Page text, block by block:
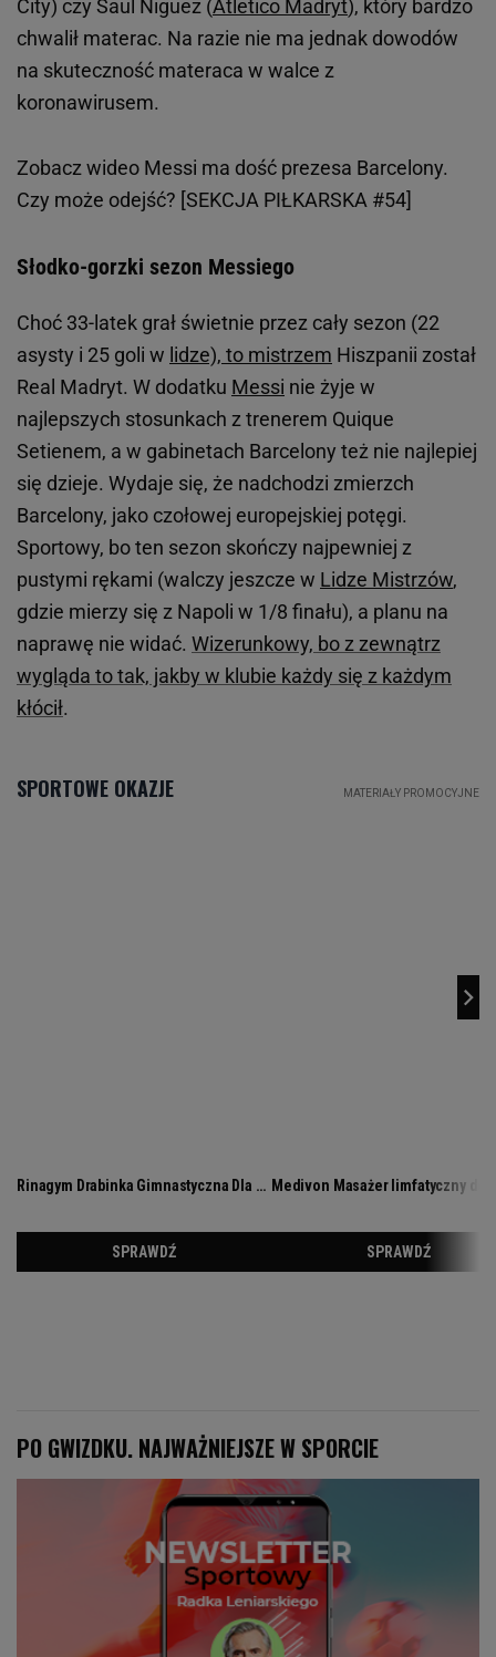
City) czy Saul Niguez (Atletico Madryt), który bardzo
chwalił materac. Na razie nie ma jednak dowodów
na skuteczność materaca w walce z
koronawirusem.
Zobacz wideo Messi ma dość prezesa Barcelony.
Czy może odejść? [SEKCJA PIŁKARSKA #54]
Słodko-gorzki sezon Messiego
Choć 33-latek grał świetnie przez cały sezon (22
asysty i 25 goli w lidze), to mistrzem Hiszpanii został
Real Madryt. W dodatku Messi nie żyje w
najlepszych stosunkach z trenerem Quique
Setienem, a w gabinetach Barcelony też nie najlepiej
się dzieje. Wydaje się, że nadchodzi zmierzch
Barcelony, jako czołowej europejskiej potęgi.
Sportowy, bo ten sezon skończy najpewniej z
pustymi rękami (walczy jeszcze w Lidze Mistrzów,
gdzie mierzy się z Napoli w 1/8 finału), a planu na
naprawę nie widać. Wizerunkowy, bo z zewnątrz
wygląda to tak, jakby w klubie każdy się z każdym
kłócił.